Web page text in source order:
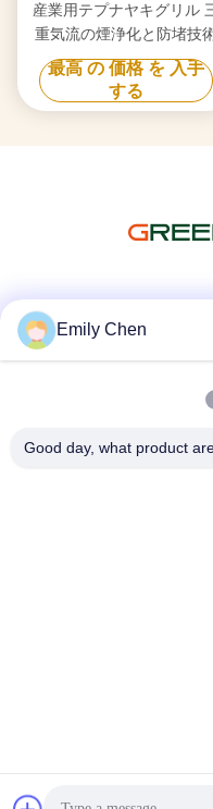
産業用テプナヤキグリル
重気流の煙浄化と防堵技
最高 の 価格 を 入手
する
テレ
2026 Shanghai Chuanglv
Emily Chen
Good day, what product